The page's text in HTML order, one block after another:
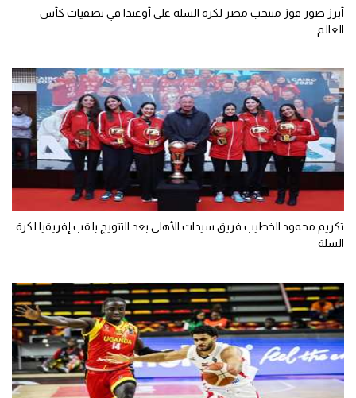
أبرز صور فوز منتخب مصر لكرة السلة على أوغندا في تصفيات كأس
العالم
تكريم محمود الخطيب فريق سيدات الأهلي بعد التتويج بلقب إفريقيا لكرة
السلة